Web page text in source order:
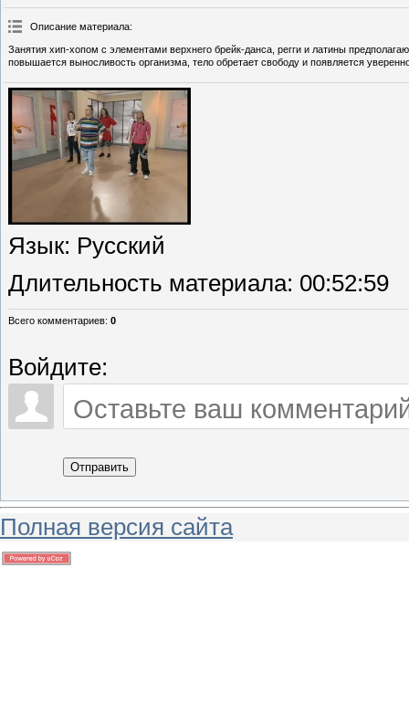
Описание материала:
Занятия хип-хопом с элементами верхнего брейк-данса, регги и латины
повышается выносливость организма, тело обретает свободу и появляется
Язык: Русский
Длительность материала: 00:52:59
Всего комментариев: 0
Войдите:
Отправить
Полная версия сайта